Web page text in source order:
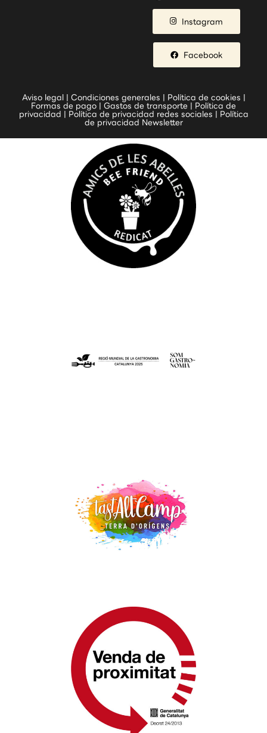
Instagram
Facebook
Aviso legal| Condiciones generales | Política de cookies |
Formas de pago | Gastos de transporte | Política de
privacidad | Política de privacidad redes sociales | Política
de privacidad Newsletter